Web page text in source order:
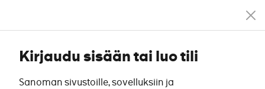
Kirjaudu sisään tai luo tili
Sanoman sivustoille, sovelluksiin ja